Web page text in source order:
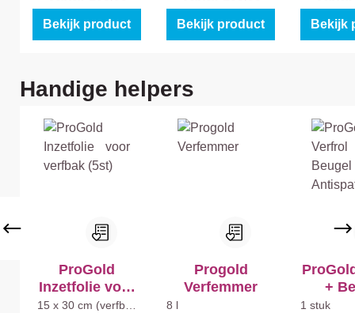
Bekijk product Bekijk product Bekijk
Productgalerij overslaan
Handige helpers
ProGold
Inzetfolie voor
verfbak (5st)
15 x 30 cm (verfbak
Progold
Verfemmer
8 l
+
1 stuk